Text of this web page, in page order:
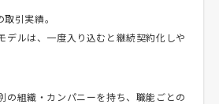
引実績。
デルは、一度入り込むと継続契約化しや
の組織・カンパニーを持ち、職能ごとの